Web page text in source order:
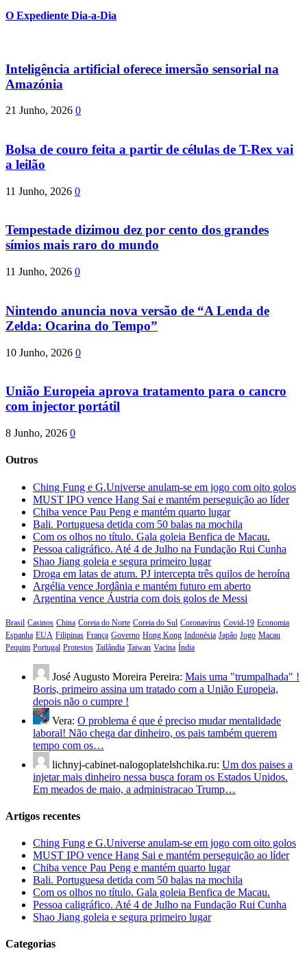
O Expediente Dia-a-Dia
Inteligência artificial oferece imersão sensorial na
Amazónia
21 Junho, 2026 0
Bolsa de couro feita a partir de células de T-Rex vai
a leilão
11 Junho, 2026 0
Tempestade dizimou dez por cento dos grandes
símios mais raro do mundo
11 Junho, 2026 0
Nintendo anuncia nova versão de “A Lenda de
Zelda: Ocarina do Tempo”
10 Junho, 2026 0
União Europeia aprova tratamento para o cancro
com injector portátil
8 Junho, 2026 0
Outros
Ching Fung e G.Universe anulam-se em jogo com oito golos
MUST IPO vence Hang Sai e mantém perseguição ao líder
Chiba vence Pau Peng e mantém quarto lugar
Bali. Portuguesa detida com 50 balas na mochila
Com os olhos no título. Gala goleia Benfica de Macau.
Pessoa caligráfico. Até 4 de Julho na Fundação Rui Cunha
Shao Jiang goleia e segura primeiro lugar
Droga em latas de atum. PJ intercepta três quilos de heroína
Argélia vence Jordânia e mantém futuro em aberto
Argentina vence Áustria com dois golos de Messi
Brasil Casinos China Coreia do Norte Coreia do Sul Coronavírus Covid-19 Economia
Espanha EUA Filipinas França Governo Hong Kong Indonésia Japão Jogo Macau
Pequim Portugal Protestos Tailândia Taiwan Vacina Índia
José Augusto Moreira Pereira: Mais uma "trumpalhada" !
Boris, primeiro assina um tratado com a União Europeia,
depois não o cumpre !
Vera: O problema é que é preciso mudar mentalidade
laboral! Não chega dar dinheiro, os pais também querem
tempo com os…
lichnyj-cabinet-nalogoplatelshchika.ru: Um dos paises a
injetar mais dinheiro nessa busca foram os Estados Unidos.
Em meados de maio, a administracao Trump…
Artigos recentes
Ching Fung e G.Universe anulam-se em jogo com oito golos
MUST IPO vence Hang Sai e mantém perseguição ao líder
Chiba vence Pau Peng e mantém quarto lugar
Bali. Portuguesa detida com 50 balas na mochila
Com os olhos no título. Gala goleia Benfica de Macau.
Pessoa caligráfico. Até 4 de Julho na Fundação Rui Cunha
Shao Jiang goleia e segura primeiro lugar
Categorias